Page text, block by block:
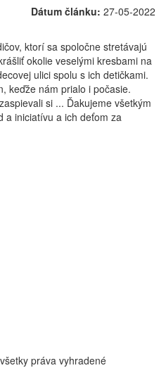
Dátum článku: 27-05-2022
ktorí sa spoločne stretávajú
okolie veselými kresbami na
ulici spolu s ich detičkami.
keďže nám prialo i počasie.
si ... Ďakujeme všetkým
a iniciatívu a ich deťom za
práva vyhradené